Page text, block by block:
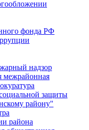
фонда РФ
надзор
межрайонная
защиты
району"
района